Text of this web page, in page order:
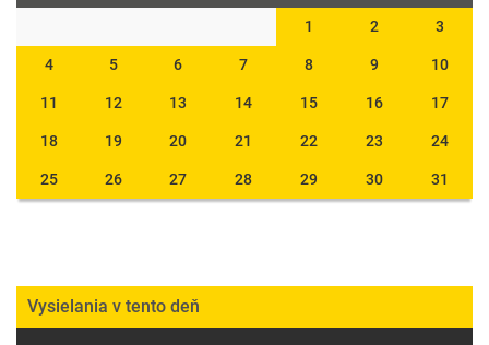
1
2 3
4 5 6 7 8 9 10
11 12 13 14 15 16 17
18 19 20 21 22 23 24
25 26 27 28 29 30 31
Vysielania v tento deň